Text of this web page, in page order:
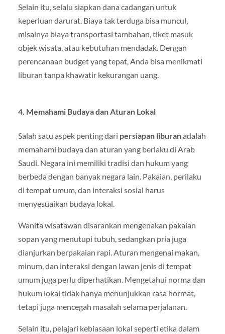
Selain itu, selalu siapkan dana cadangan untuk
keperluan darurat. Biaya tak terduga bisa muncul,
misalnya biaya transportasi tambahan, tiket masuk
objek wisata, atau kebutuhan mendadak. Dengan
perencanaan budget yang tepat, Anda bisa menikmati
liburan tanpa khawatir kekurangan uang.
4. Memahami Budaya dan Aturan Lokal
Salah satu aspek penting dari persiapan liburanadalah
memahami budaya dan aturan yang berlaku di Arab
Saudi. Negara ini memiliki tradisi dan hukum yang
berbeda dengan banyak negara lain. Pakaian, perilaku
di tempat umum, dan interaksi sosial harus
menyesuaikan budaya lokal.
Wanita wisatawan disarankan mengenakan pakaian
sopan yang menutupi tubuh, sedangkan pria juga
dianjurkan berpakaian rapi. Aturan mengenai makan,
minum, dan interaksi dengan lawan jenis di tempat
umum juga perlu diperhatikan. Mengetahui norma dan
hukum lokal tidak hanya menunjukkan rasa hormat,
tetapi juga mencegah masalah selama perjalanan.
Selain itu, pelajari kebiasaan lokal seperti etika dalam